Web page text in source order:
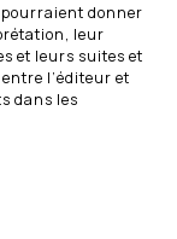
pourraient donner
leur
et leurs suites et
l’éditeur et
dans les